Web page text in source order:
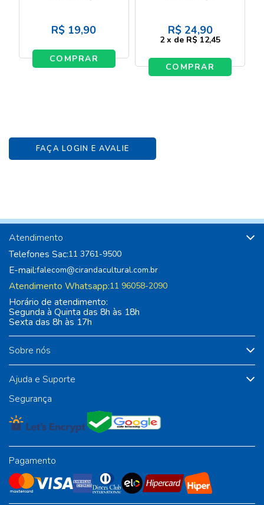
R$ 19,90
COMPRAR
R$ 24,90
2 x de R$ 12,45
COMPRAR
FAÇA LOGIN E AVALIE
Sobre nós
Ajuda e Suporte
Atendimento
Telefones Sac:11 3761-9500
E-mail:falecom@cirandacultural.com.br
Atendimento Whatsapp:11 96058-2090
Horário de atendimento:
Segunda à Quinta das 8h às 18h
Sexta das 8h às 17h
Segurança
Pagamento